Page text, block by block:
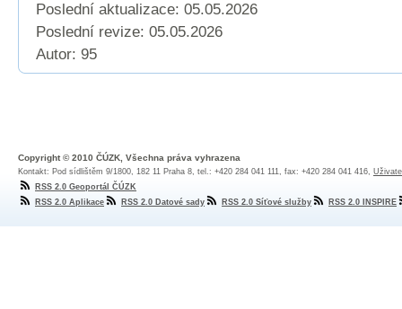
Poslední aktualizace: 05.05.2026
Poslední revize: 05.05.2026
Autor: 95
Copyright © 2010 ČÚZK, Všechna práva vyhrazena
Kontakt: Pod sídlištěm 9/1800, 182 11 Praha 8, tel.: +420 284 041 111, fax: +420 284 041 416,
RSS 2.0 Geoportál ČÚZK
RSS 2.0 Aplikace
RSS 2.0 Datové sady RSS 2.0 Síťové služby RSS 2.0 INSPIRE